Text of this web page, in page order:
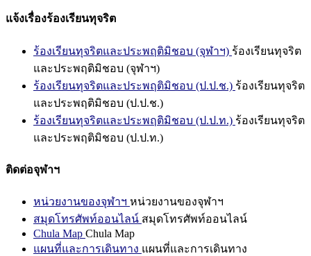
แจ้งเรื่องร้องเรียนทุจริต
ร้องเรียนทุจริตและประพฤติมิชอบ (จุฬาฯ) ร้องเรียนทุจริต
และประพฤติมิชอบ (จุฬาฯ)
ร้องเรียนทุจริตและประพฤติมิชอบ (ป.ป.ช.) ร้องเรียนทุจริต
และประพฤติมิชอบ (ป.ป.ช.)
ร้องเรียนทุจริตและประพฤติมิชอบ (ป.ป.ท.) ร้องเรียนทุจริต
และประพฤติมิชอบ (ป.ป.ท.)
ติดต่อจุฬาฯ
หน่วยงานของจุฬาฯ หน่วยงานของจุฬาฯ
สมุดโทรศัพท์ออนไลน์ สมุดโทรศัพท์ออนไลน์
Chula Map Chula Map
แผนที่และการเดินทาง แผนที่และการเดินทาง